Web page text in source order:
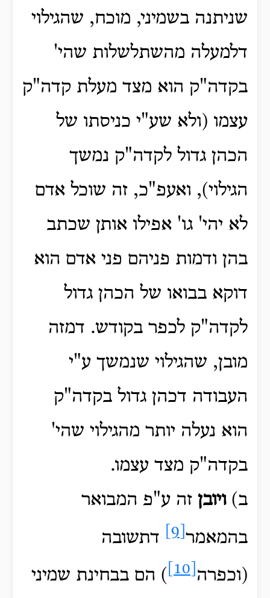
שניתנה בשמיני, מוכח, שהגילוי
דלמעלה מהשתלשלות שהי'
בקדה"ק הוא מצד מעלת קדה"ק
עצמו (ולא שע"י כניסתו של
הכהן גדול לקדה"ק נמשך
הגילוי), ואעפ"כ, זה שוכל אדם
לא יהי' גו' אפילו אותן שכתב
בהן ודמות פניהם פני אדם הוא
דוקא בבואו של הכהן גדול
לקדה"ק לכפר בקודש. דמזה
מובן, שהגילוי שנמשך ע"י
העבודה דכהן גדול בקדה"ק
הוא נעלה יותר מהגילוי שהי'
בקדה"ק מצד עצמו.
ב)ויובן זה ע"פ המבואר
בהמאמר
דתשובה
(וכפרה
) הם בבחינת שמיני